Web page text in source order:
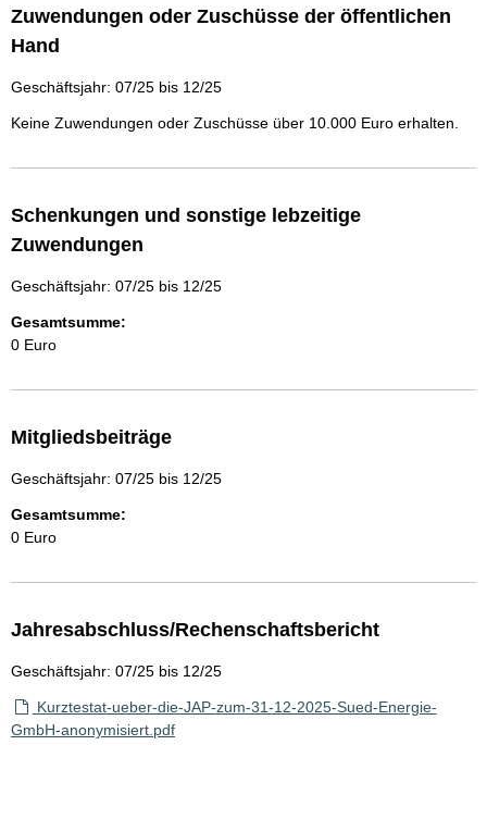
Zuwendungen oder Zuschüsse der öffentlichen
Hand
Geschäftsjahr: 07/25 bis 12/25
Keine Zuwendungen oder Zuschüsse über 10.000 Euro erhalten.
Schenkungen und sonstige lebzeitige
Zuwendungen
Geschäftsjahr: 07/25 bis 12/25
Gesamtsumme:
0 Euro
Mitgliedsbeiträge
Geschäftsjahr: 07/25 bis 12/25
Gesamtsumme:
0 Euro
Jahresabschluss/Rechenschaftsbericht
Geschäftsjahr: 07/25 bis 12/25
Kurztestat-ueber-die-JAP-zum-31-12-2025-Sued-Energie-
GmbH-anonymisiert.pdf